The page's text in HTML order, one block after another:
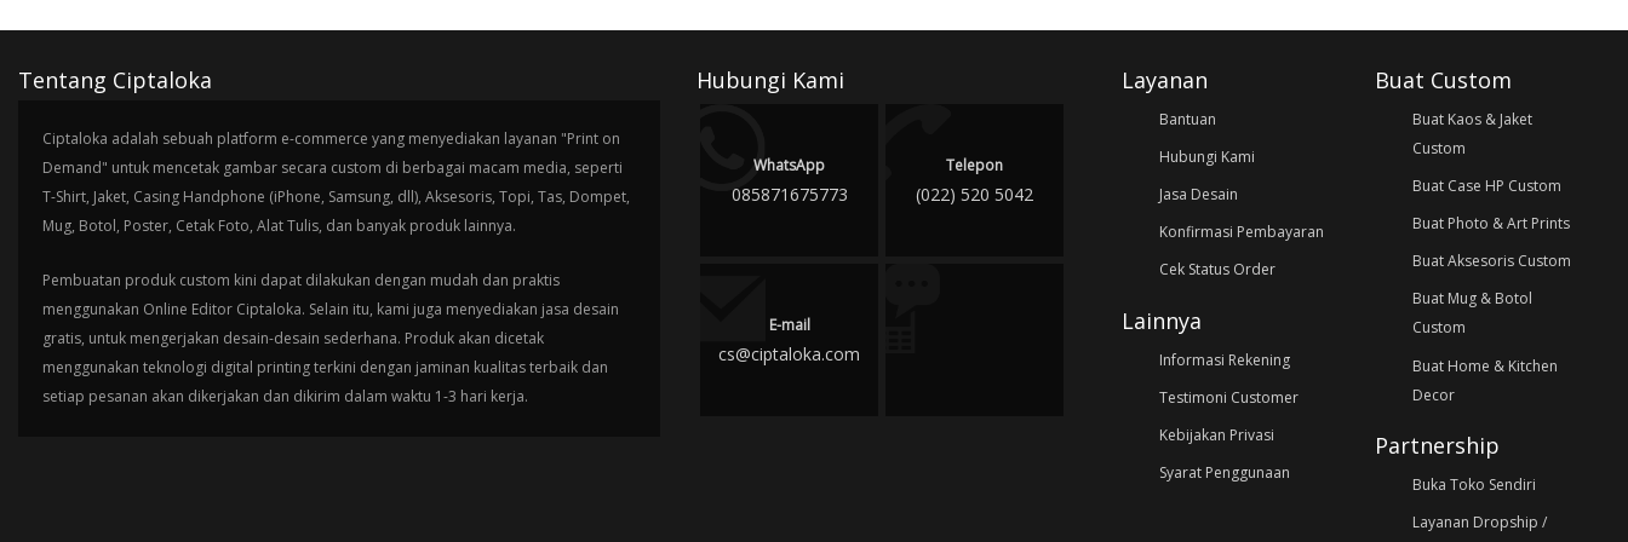
Tentang Ciptaloka
Ciptaloka adalah sebuah platform e-commerce yang menyediakan layanan "Print on
Demand" untuk mencetak gambar secara custom di berbagai macam media, seperti
T-Shirt, Jaket, Casing Handphone (iPhone, Samsung, dll), Aksesoris, Topi, Tas, Dompet,
Mug, Botol, Poster, Cetak Foto, Alat Tulis, dan banyak produk lainnya.
Pembuatan produk custom kini dapat dilakukan dengan mudah dan praktis
menggunakan Online Editor Ciptaloka. Selain itu, kami juga menyediakan jasa desain
gratis, untuk mengerjakan desain-desain sederhana. Produk akan dicetak
menggunakan teknologi digital printing terkini dengan jaminan kualitas terbaik dan
setiap pesanan akan dikerjakan dan dikirim dalam waktu 1-3 hari kerja.
Hubungi Kami
WhatsApp
085871675773
Telepon
(022) 520 5042
E-mail
cs@ciptaloka.com
Layanan
Bantuan
Hubungi Kami
Jasa Desain
Konfirmasi Pembayaran
Cek Status Order
Lainnya
Informasi Rekening
Testimoni Customer
Kebijakan Privasi
Syarat Penggunaan
Buat Custom
Buat Kaos & Jaket
Custom
Buat Case HP Custom
Buat Photo & Art Prints
Buat Aksesoris Custom
Buat Mug & Botol
Custom
Buat Home & Kitchen
Decor
Partnership
Buka Toko Sendiri
Layanan Dropship /